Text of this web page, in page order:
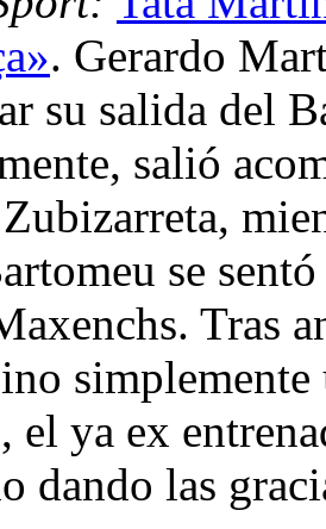
. Gerardo
su salida del
salió
se
Tras
el ya ex
dando las